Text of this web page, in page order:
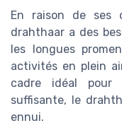
En raison de ses
drahthaar a des
les longues
activités en plein
cadre idéal
suffisante, le
ennui.